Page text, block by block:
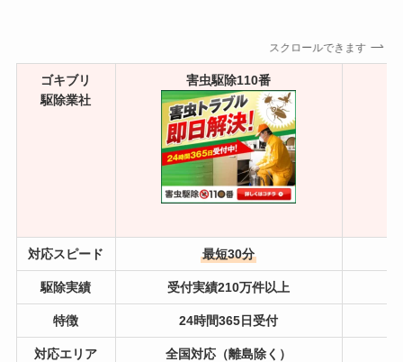
スクロールできます
ゴキブリ
駆除業社
害虫駆除110番
対応スピード 最短30分
駆除実績 受付実績210万件以上
特徴 24時間365日受付
対応エリア 全国対応（離島除く）